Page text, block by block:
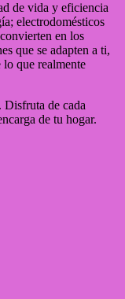
de vida y eficiencia
electrodomésticos
en los
que se adapten a ti,
que realmente
de cada
de tu hogar.